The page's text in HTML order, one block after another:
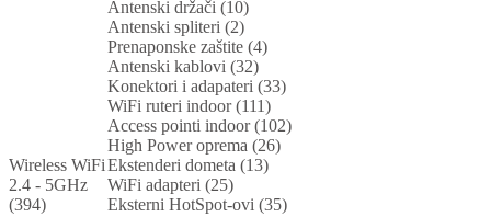
Antenski držači (10)
Antenski spliteri (2)
Prenaponske zaštite (4)
Antenski kablovi (32)
Konektori i adapateri (33)
Wireless WiFi
2.4 - 5GHz
(394)
WiFi ruteri indoor (111)
Access pointi indoor (102)
High Power oprema (26)
Ekstenderi dometa (13)
WiFi adapteri (25)
Eksterni HotSpot-ovi (35)